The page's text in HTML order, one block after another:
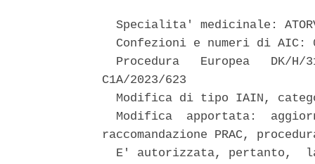
Specialita' medicinale:
Confezioni e numeri di
Procedura   Europea   DK/H/
C1A/2023/623
Modifica di tipo IAIN,
Modifica  apportata:
raccomandazione PRAC,
E' autorizzata, pertanto,